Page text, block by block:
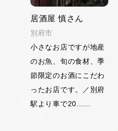
居酒屋 慎さん
別府市
小さなお店ですが地産
のお魚、旬の食材、季
節限定のお酒にこだわ
ったお店です。／別府
駅より車で20......